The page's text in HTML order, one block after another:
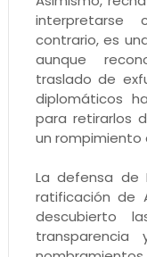
interpretarse
contrario, es
aunque
traslado de
diplomáticos
para retirarlos
un rompimiento
La defensa de
ratificación de
descubierto